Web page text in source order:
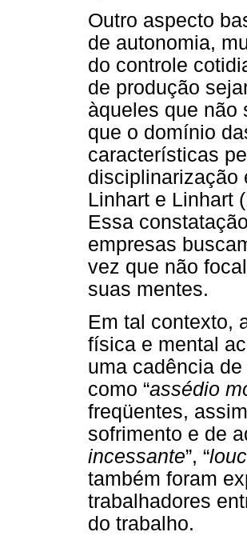
Outro aspecto
de autonomia,
do controle
de produção
àqueles que não
que o domínio
características
disciplinarização
Linhart e Linhart
Essa
empresas
vez que não
suas mentes.
Em tal contexto,
física e mental
uma cadência
como “assédio
freqüentes,
sofrimento e de
incessante”, “
também foram
trabalhadores
do trabalho.